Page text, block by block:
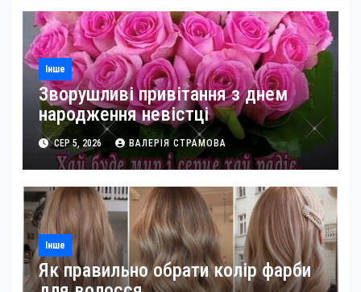
Інше
Зворушливі привітання з днем
народження невістці
СЕР 5, 2026 ВАЛЕРІЯ СТРАМОВА
Інше
Як правильно обрати колір фарби